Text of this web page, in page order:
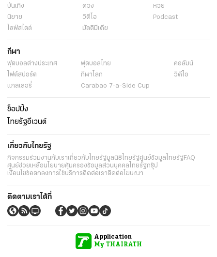
บันเทิง
ดวง
หวย
นิยาย
วิดีโอ
Podcast
ไลฟ์สไตล์
มัลติมีเดีย
กีฬา
ฟุตบอลต่่างประเทศ ฟุตบอลไทย
คอลัมน์
ไฟต์สปอร์ต
กีฬาโลก
วิดีโอ
แกลเลอรี่
Carabao 7-a-Side Cup
ช็อปปิ้ง
ไทยรัฐอีเวนต์
เกี่ยวกับไทยรัฐ
กิจกรรมร่วมงานกับเราเกี่ยวกับไทยรัฐมูลนิธิไทยรัฐศูนย์ข้อมูลไทยรัฐFAQ
ศูนย์ช่วยเหลือนโยบายคุ้มครองข้อมูลส่วนบุคคลไทยรัฐกรุ๊ป
เงื่อนไขข้อตกลงการใช้บริการติดต่อเราติดต่อโฆษณา
ติดตามเราได้ที่
Application
My THAIRATH